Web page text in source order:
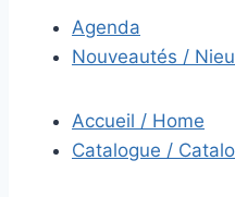
Agenda
Nouveautés /
Accueil / Home
Catalogue /